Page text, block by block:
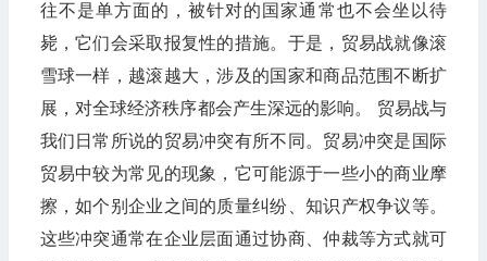
往不是单方面的，被针对的国家通常也不会坐以待
毙，它们会采取报复性的措施。于是，贸易战就像滚
雪球一样，越滚越大，涉及的国家和商品范围不断扩
展，对全球经济秩序都会产生深远的影响。 贸易战与
我们日常所说的贸易冲突有所不同。贸易冲突是国际
贸易中较为常见的现象，它可能源于一些小的商业摩
擦，如个别企业之间的质量纠纷、知识产权争议等。
这些冲突通常在企业层面通过协商、仲裁等方式就可